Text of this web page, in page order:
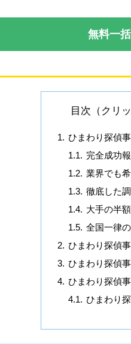
無料一
目次（クリ
ひまわり探偵
完全成功
業界でも
徹底した
大手の半
全国一律
ひまわり探偵
ひまわり探偵
ひまわり探偵
ひまわり